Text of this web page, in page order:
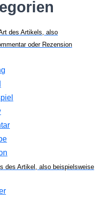
des Artikels, also
oder Rezension
des Artikel, also beispielsweise